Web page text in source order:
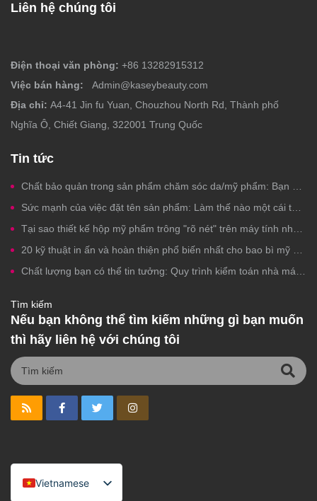
Liên hệ chúng tôi
Điện thoại văn phòng: +86 13282915312
Việc bán hàng:
Admin@kaseybeauty.com
Địa chỉ: A4-41 Jin fu Yuan, Chouzhou North Rd, Thành phố
Nghĩa Ô, Chiết Giang, 322001 Trung Quốc
Tin tức
Chất bảo quản trong sản phẩm chăm sóc da/mỹ phẩm: Bạn có nên lo ngại?
Sức mạnh của việc đặt tên sản phẩm: Làm thế nào một cái tên mỹ phẩm phù hợp có thể thúc đẩy lượt nhấp chuột, sự tin tưởng và doanh số bán hàng.
Tại sao thiết kế hộp mỹ phẩm trông "rõ nét" trên máy tính nhưng lại không đẹp khi in?
20 kỹ thuật in ấn và hoàn thiện phổ biến nhất cho bao bì mỹ phẩm nhãn hiệu riêng
Chất lượng bạn có thể tin tưởng: Quy trình kiểm toán nhà máy từng bước cho sản xuất mỹ phẩm nhãn hiệu riêng
Tìm kiếm
Nếu bạn không thể tìm kiếm những gì bạn muốn
thì hãy liên hệ với chúng tôi
Vietnamese